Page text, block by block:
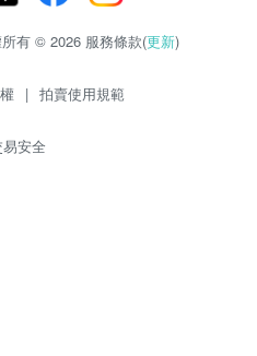
有 © 2026 服務條款(更新)
| 拍賣使用規範
安全